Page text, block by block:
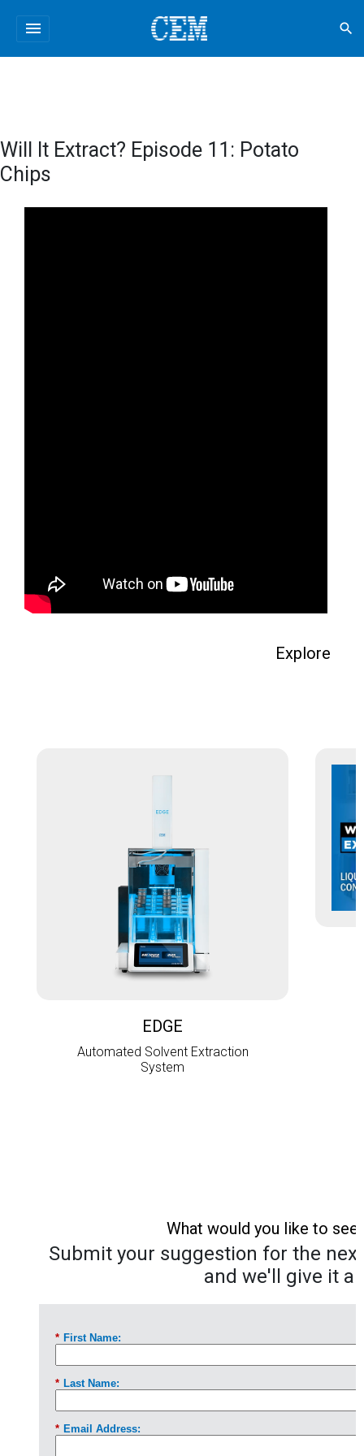
menu search
Will It Extract? Episode 11: Potato
Chips
Explore
EDGE
Automated Solvent Extraction
System
What would you like to
Submit your suggestion for the
and we'll give it a